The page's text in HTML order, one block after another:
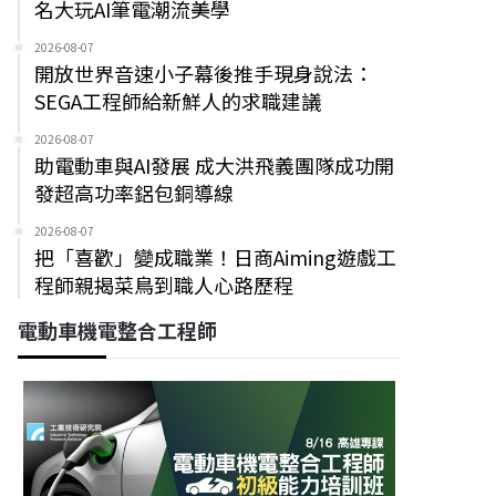
名大玩AI筆電潮流美學
2026-08-07
開放世界音速小子幕後推手現身說法：
SEGA工程師給新鮮人的求職建議
2026-08-07
助電動車與AI發展 成大洪飛義團隊成功開
發超高功率鋁包銅導線
2026-08-07
把「喜歡」變成職業！日商Aiming遊戲工
程師親揭菜鳥到職人心路歷程
電動車機電整合工程師